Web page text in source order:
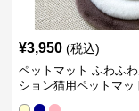
¥3,950 (税込)
ペットマット ふわふ
ション猫用ペットマッ